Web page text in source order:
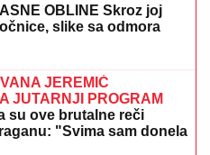
OBLINE Skroz joj
slike sa odmora
mar